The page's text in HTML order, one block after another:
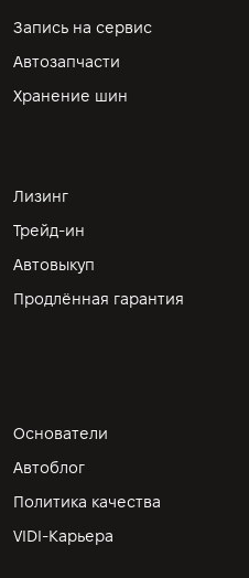
Запись на сервис
Автозапчасти
Хранение шин
Лизинг
Трейд-ин
Автовыкуп
Продлённая гарантия
Основатели
Автоблог
Политика качества
VIDI-Карьера